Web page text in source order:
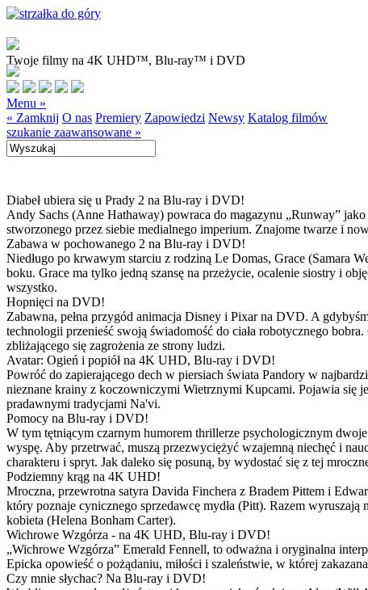
Twoje filmy na 4K UHD™, Blu-ray™ i DVD
Menu »
« Zamknij O nas Premiery Zapowiedzi Newsy Katalog filmów
szukanie zaawansowane »
Diabeł ubiera się u Prady 2 na Blu-ray i DVD!
Andy Sachs (Anne Hathaway) powraca do magazynu „Runway”
stworzonego przez siebie medialnego imperium. Znajome twarze i
Zabawa w pochowanego 2 na Blu-ray i DVD!
Niedługo po krwawym starciu z rodziną Le Domas, Grace (Samara
boku. Grace ma tylko jedną szansę na przeżycie, ocalenie siostry i
wszystko.
Hopnięci na DVD!
Zabawna, pełna przygód animacja Disney i Pixar na DVD. A
technologii przenieść swoją świadomość do ciała robotycznego
zbliżającego się zagrożenia ze strony ludzi.
Avatar: Ogień i popiół na 4K UHD, Blu-ray i DVD!
Powróć do zapierającego dech w piersiach świata Pandory w
nieznane krainy z koczowniczymi Wietrznymi Kupcami. Pojawia się
pradawnymi tradycjami Na'vi.
Pomocy na Blu-ray i DVD!
W tym tętniącym czarnym humorem thrillerze psychologicznym
wyspę. Aby przetrwać, muszą przezwyciężyć wzajemną niechęć i
charakteru i spryt. Jak daleko się posuną, by wydostać się z tej
Podziemny krąg na 4K UHD!
Mroczna, przewrotna satyra Davida Finchera z Bradem Pittem i
który poznaje cynicznego sprzedawcę mydła (Pitt). Razem
kobieta (Helena Bonham Carter).
Wichrowe Wzgórza - na 4K UHD, Blu-ray i DVD!
„Wichrowe Wzgórza” Emerald Fennell, to odważna i oryginalna
Epicka opowieść o pożądaniu, miłości i szaleństwie, w której
Czy mnie słychac? Na Blu-ray i DVD!